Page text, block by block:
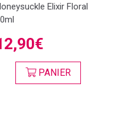
Elixir Floral
PANIER